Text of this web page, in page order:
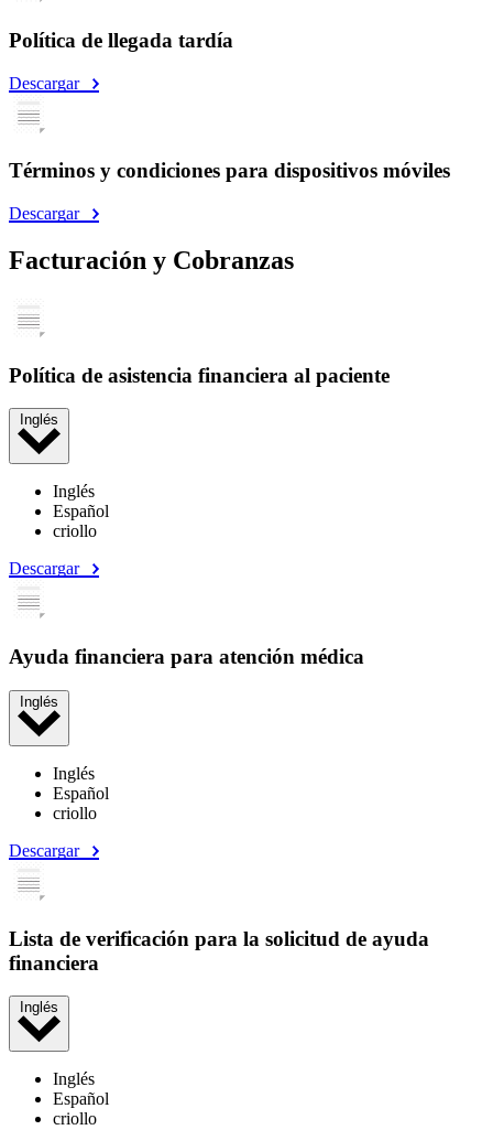
Política de llegada tardía
Descargar
Términos y condiciones para dispositivos móviles
Descargar
Facturación y Cobranzas
Política de asistencia financiera al paciente
Inglés
Inglés
Español
criollo
Descargar
Ayuda financiera para atención médica
Inglés
Inglés
Español
criollo
Descargar
Lista de verificación para la solicitud de ayuda
financiera
Inglés
Inglés
Español
criollo